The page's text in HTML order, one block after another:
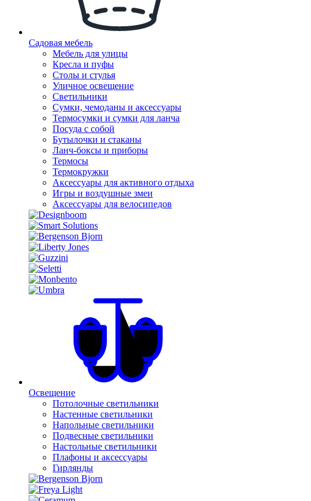
Садовая мебель
Мебель для улицы
Кресла и пуфы
Столы и стулья
Уличное освещение
Светильники
Сумки, чемоданы и аксессуары
Термосумки и сумки для ланча
Посуда с собой
Бутылочки и стаканы
Ланч-боксы и приборы
Термосы
Термокружки
Аксессуары для активного отдыха
Игры и воздушные змеи
Аксессуары для велосипедов
Освещение
Потолочные светильники
Настенные светильники
Напольные светильники
Подвесные светильники
Настольные светильники
Плафоны и аксессуары
Гирлянды